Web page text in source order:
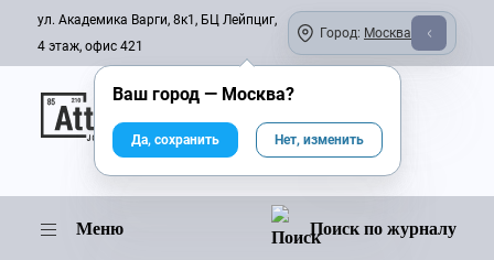
ул. Академика Варги, 8к1, БЦ Лейпциг,
4 этаж, офис 421
Город: Москва
Онлайн-журнал
Меню Поиск по журналу
Ваш город — Москва?
Да, сохранить Нет, изменить